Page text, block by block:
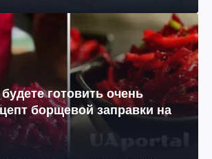
готовить очень
борщевой заправки на